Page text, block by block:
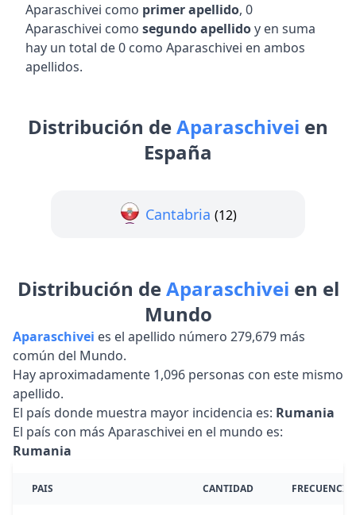
Aparaschivei como primer apellido, 0
Aparaschivei como segundo apellidoy en suma
hay un total de 0 como Aparaschivei en ambos
apellidos.
Distribución deAparaschivei en
España
Cantabria (12)
Distribución deAparaschivei en el
Mundo
Aparaschivei es el apellido número 279,679 más
común del Mundo.
Hay aproximadamente 1,096 personas con este mismo
apellido.
El país donde muestra mayor incidencia es: Rumania
El país con más Aparaschivei en el mundo es:
Rumania
PAIS CANTIDAD FRECUENCIA